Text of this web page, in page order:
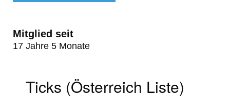
Mitglied seit
17 Jahre 5 Monate
Ticks (Österreich Liste)